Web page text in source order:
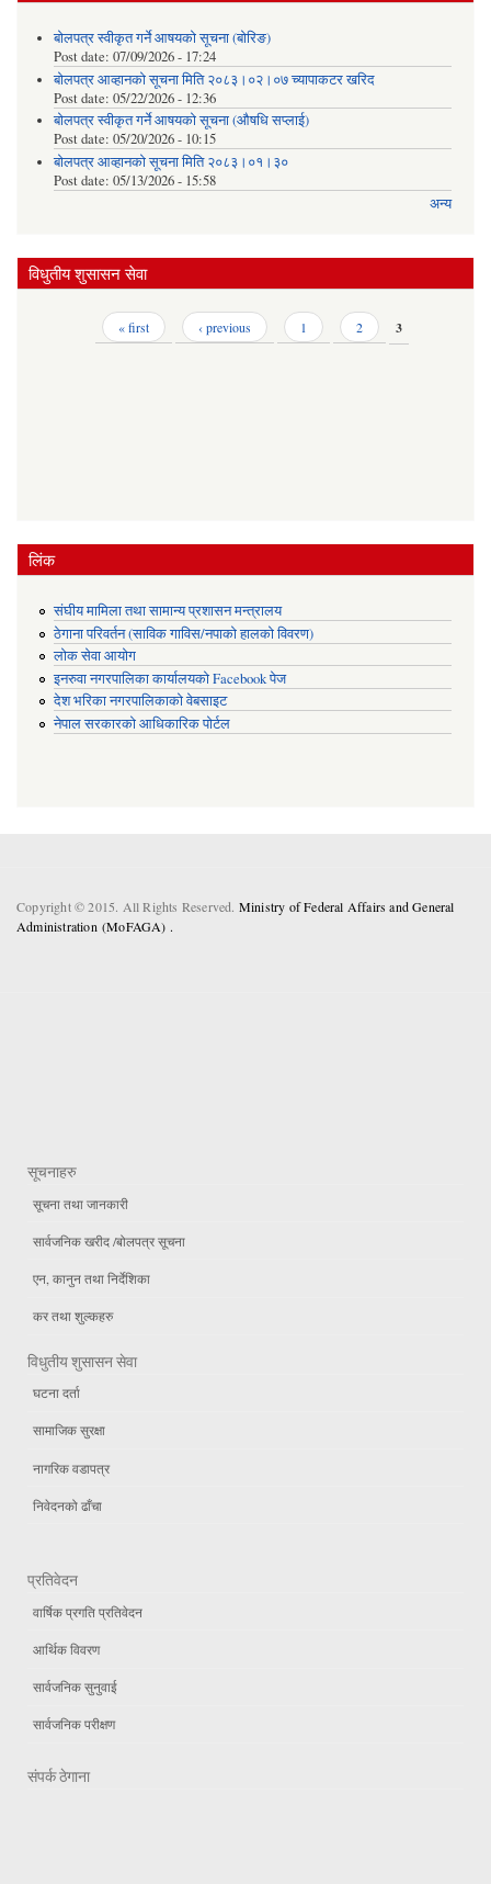
बोलपत्र स्वीकृत गर्ने आषयको सूचना (बोरिङ)
Post date: 07/09/2026 - 17:24
बोलपत्र आव्हानको सूचना मिति २०८३।०२।०७ च्यापाकटर खरिद
Post date: 05/22/2026 - 12:36
बोलपत्र स्वीकृत गर्ने आषयको सूचना (औषधि सप्लाई)
Post date: 05/20/2026 - 10:15
बोलपत्र आव्हानको सूचना मिति २०८३।०१।३०
Post date: 05/13/2026 - 15:58
अन्य
विधुतीय शुसासन सेवा
« first ‹ previous 1 2 3
लिंक
संघीय मामिला तथा सामान्य प्रशासन मन्त्रालय
ठेगाना परिवर्तन (साविक गाविस/नपाको हालको विवरण)
लोक सेवा आयोग
इनरुवा नगरपालिका कार्यालयको Facebook पेज
देश भरिका नगरपालिकाको वेबसाइट
नेपाल सरकारको आधिकारिक पोर्टल
Copyright © 2015. All Rights Reserved. Ministry of Federal Affairs and General
Administration (MoFAGA) .
सूचनाहरु
सूचना तथा जानकारी
सार्वजनिक खरीद /बोलपत्र सूचना
एन, कानुन तथा निर्देशिका
कर तथा शुल्कहरु
विधुतीय शुसासन सेवा
घटना दर्ता
सामाजिक सुरक्षा
नागरिक वडापत्र
निवेदनको ढाँचा
प्रतिवेदन
वार्षिक प्रगति प्रतिवेदन
आर्थिक विवरण
सार्वजनिक सुनुवाई
सार्वजनिक परीक्षण
संपर्क ठेगाना